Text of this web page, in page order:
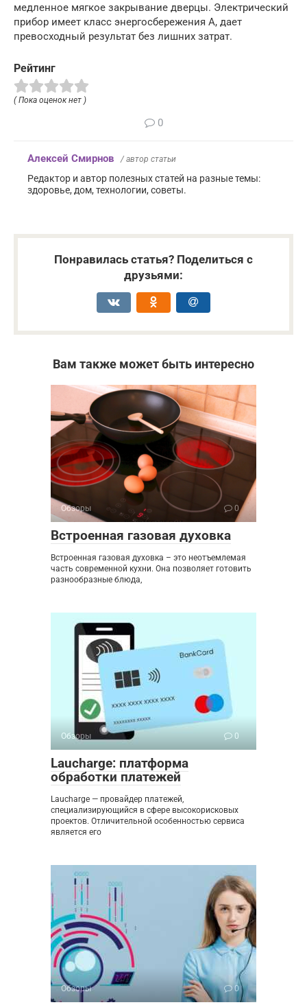
медленное мягкое закрывание дверцы. Электрический
прибор имеет класс энергосбережения А, дает
превосходный результат без лишних затрат.
Рейтинг
( Пока оценок нет )
0
Алексей Смирнов / автор статьи
Редактор и автор полезных статей на разные темы:
здоровье, дом, технологии, советы.
Понравилась статья? Поделиться с
друзьями:
Вам также может быть интересно
Обзоры 0
Встроенная газовая духовка
Встроенная газовая духовка – это неотъемлемая
часть современной кухни. Она позволяет готовить
разнообразные блюда,
Обзоры 0
Laucharge: платформа
обработки платежей
Laucharge — провайдер платежей,
специализирующийся в сфере высокорисковых
проектов. Отличительной особенностью сервиса
является его
Обзоры 0